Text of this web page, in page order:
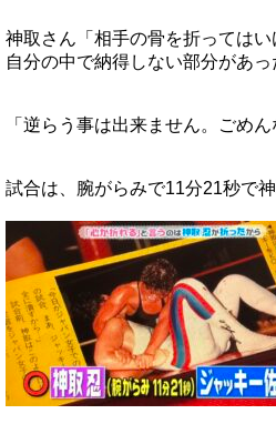
神取さん「相手の骨を折っては
自分の中で納得しない部分があっ
「逆らう事は出来ません。ごめ
試合は、腕がらみで11分21秒で神